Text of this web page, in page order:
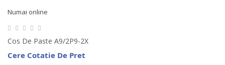
Numai online
Cos De Paste A9/2P9-2X
Cere Cotatie De Pret